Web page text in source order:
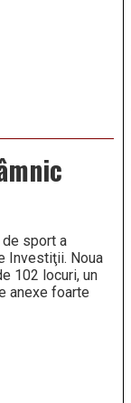
de sport a
Investiţii. Noua
102 locuri, un
anexe foarte